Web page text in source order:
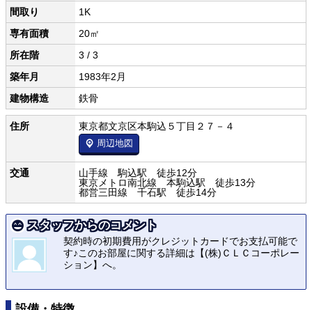
間取り
1K
専有面積
20㎡
所在階
3 / 3
築年月
1983年2月
建物構造
鉄骨
住所 東京都文京区本駒込５丁目２７－４
周辺地図
交通
山手線 駒込駅 徒歩12分
東京メトロ南北線 本駒込駅 徒歩13分
都営三田線 千石駅 徒歩14分
スタッフからのコメント
契約時の初期費用がクレジットカードでお支払可能で
す♪このお部屋に関する詳細は【(株)ＣＬＣコーポレー
ション】へ。